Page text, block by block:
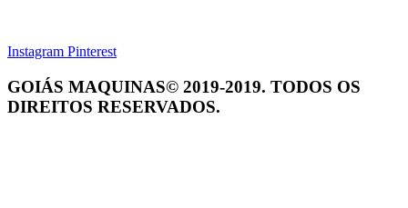
Instagram Pinterest
GOIÁS MAQUINAS© 2019-2019. TODOS OS
DIREITOS RESERVADOS.